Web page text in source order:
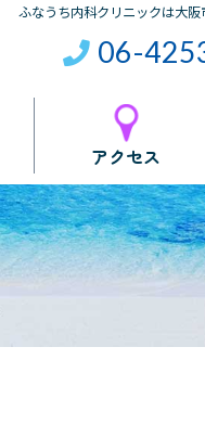
ふなうち内科クリニックは大阪
06-
アクセス